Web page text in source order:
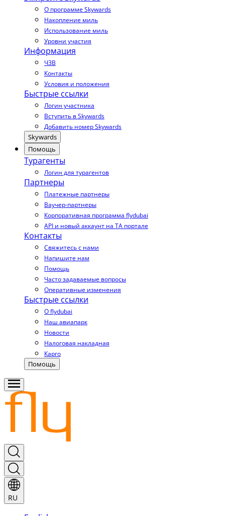
О программе Skywards
Накопление миль
Использование миль
Уровни участия
Информация
ЧЗВ
Контакты
Условия и положения
Быстрые ссылки
Логин участника
Вступить в Skywards
Добавить номер Skywards
Skywards
Помощь
Турагенты
Логин для турагентов
Партнеры
Платежные партнеры
Ваучер-партнеры
Корпоративная программа flydubai
API и новый аккаунт на TA портале
Контакты
Свяжитесь с нами
Напишите нам
Помощь
Часто задаваемые вопросы
Оперативные изменения
Быстрые ссылки
О flydubai
Наш авиапарк
Новости
Налоговая накладная
Карго
Помощь
RU